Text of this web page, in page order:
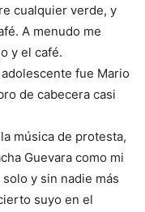
cualquier verde, y
A menudo me
y el café.
fue Mario
de cabecera casi
música de protesta,
Guevara como mi
y sin nadie más
suyo en el